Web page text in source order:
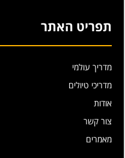
תפריט האתר
מדריך עולמי
מדריכי טיולים
אודות
צור קשר
מאמרים